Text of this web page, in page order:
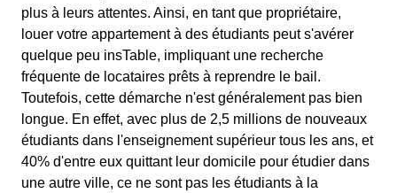
plus à leurs attentes. Ainsi, en tant que propriétaire,
louer votre appartement à des étudiants peut s'avérer
quelque peu insTable, impliquant une recherche
fréquente de locataires prêts à reprendre le bail.
Toutefois, cette démarche n'est généralement pas bien
longue. En effet, avec plus de 2,5 millions de nouveaux
étudiants dans l'enseignement supérieur tous les ans, et
40% d'entre eux quittant leur domicile pour étudier dans
une autre ville, ce ne sont pas les étudiants à la